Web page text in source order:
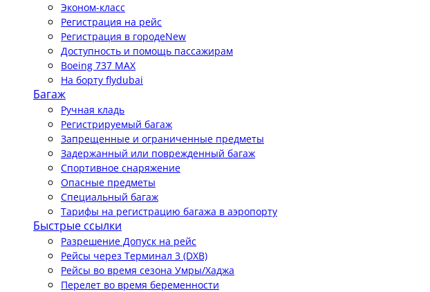
Эконом-класс
Регистрация на рейс
Регистрация в городеNew
Доступность и помощь пассажирам
Boeing 737 MAX
На борту flydubai
Багаж
Ручная кладь
Регистрируемый багаж
Запрещенные и ограниченные предметы
Задержанный или поврежденный багаж
Спортивное снаряжение
Опасные предметы
Специальный багаж
Тарифы на регистрацию багажа в аэропорту
Быстрые ссылки
Разрешение Допуск на рейс
Рейсы через Терминал 3 (DXB)
Рейсы во время сезона Умры/Хаджа
Перелет во время беременности